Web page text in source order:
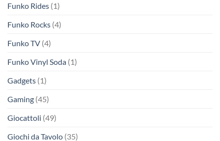
Funko Rides (1)
Funko Rocks (4)
Funko TV (4)
Funko Vinyl Soda (1)
Gadgets (1)
Gaming (45)
Giocattoli (49)
Giochi da Tavolo (35)